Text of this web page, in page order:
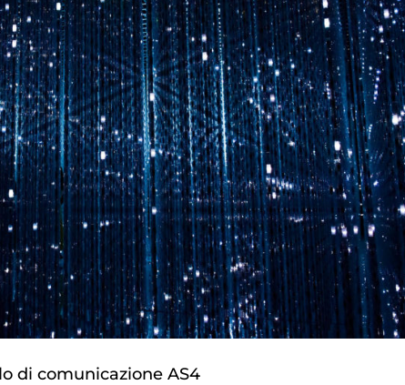
di comunicazione AS4